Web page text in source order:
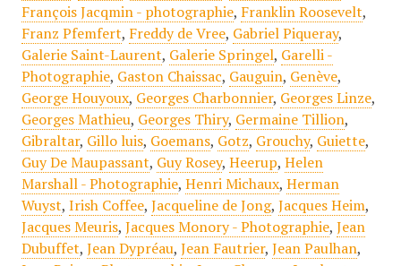
François Jacqmin - photographie, Franklin Roosevelt,
Franz Pfemfert, Freddy de Vree, Gabriel Piqueray,
Galerie Saint-Laurent, Galerie Springel, Garelli -
Photographie, Gaston Chaissac, Gauguin, Genève,
George Houyoux, Georges Charbonnier, Georges Linze,
Georges Mathieu, Georges Thiry, Germaine Tillion,
Gibraltar, Gillo luis, Goemans, Gotz, Grouchy, Guiette,
Guy De Maupassant, Guy Rosey, Heerup, Helen
Marshall - Photographie, Henri Michaux, Herman
Wuyst, Irish Coffee, Jacqueline de Jong, Jacques Heim,
Jacques Meuris, Jacques Monory - Photographie, Jean
Dubuffet, Jean Dypréau, Jean Fautrier, Jean Paulhan,